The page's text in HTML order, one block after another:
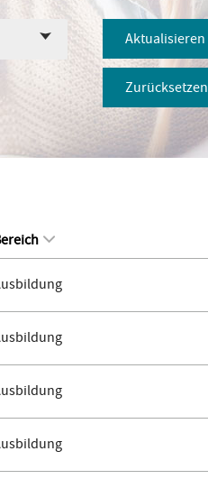
Aktualisieren
Zurücksetzen